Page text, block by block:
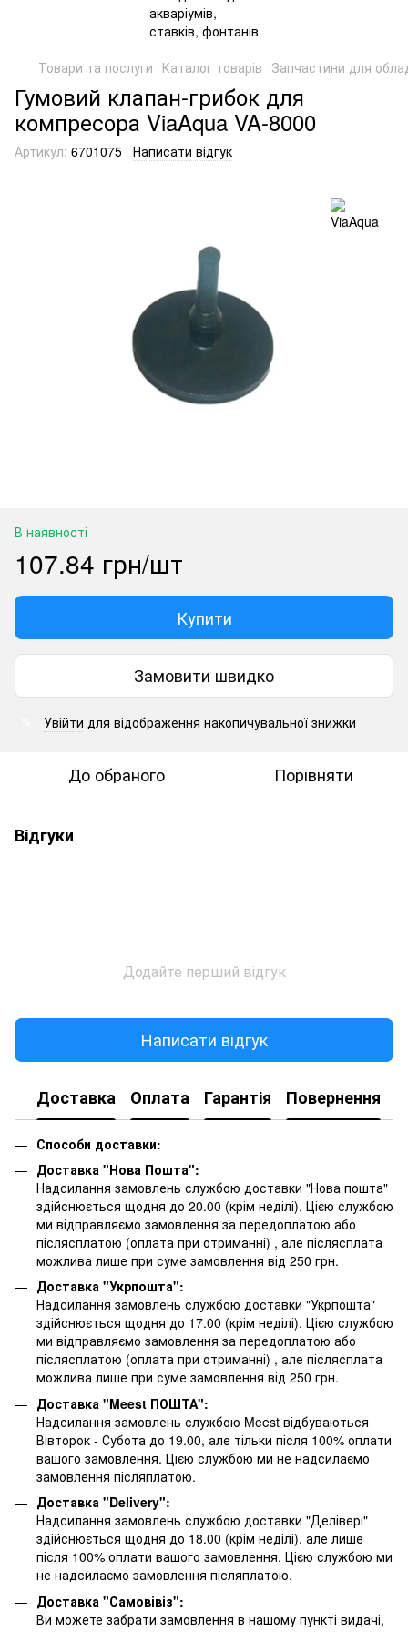
Товари та послуги Каталог товарів Запчастини для
Гумовий клапан-грибок для
компресора ViaAqua VA-8000
Артикул: 6701075 Написати відгук
В наявності
107.84 грн/шт
Купити
Замовити швидко
Увійти для відображення накопичувальної знижки
До обраного Порівняти
Відгуки
Додайте перший відгук
Написати відгук
Доставка Оплата Гарантія Повернення
Способи доставки:
Доставка "Нова Пошта":
Надсилання замовлень службою доставки "Нова пошта"
здійснюється щодня до 20.00 (крім неділі). Цією службою
ми відправляємо замовлення за передоплатою або
післясплатою (оплата при отриманні) , але післясплата
можлива лише при суме замовлення від 250 грн.
Доставка "Укрпошта":
Надсилання замовлень службою доставки "Укрпошта"
здійснюється щодня до 17.00 (крім неділі). Цією службою
ми відправляємо замовлення за передоплатою або
післясплатою (оплата при отриманні) , але післясплата
можлива лише при суме замовлення від 250 грн.
Доставка "Meest ПОШТА":
Надсилання замовлень службою Meest відбуваються
Вівторок - Субота до 19.00, але тільки після 100% оплати
вашого замовлення. Цією службою ми не надсилаємо
замовлення післяплатою.
Доставка "Delivery":
Надсилання замовлень службою доставки "Делівері"
здійснюється щодня до 18.00 (крім неділі), але лише
після 100% оплати вашого замовлення. Цією службою ми
не надсилаємо замовлення післяплатою.
Доставка "Самовівіз":
Ви можете забрати замовлення в нашому пункті видачі,